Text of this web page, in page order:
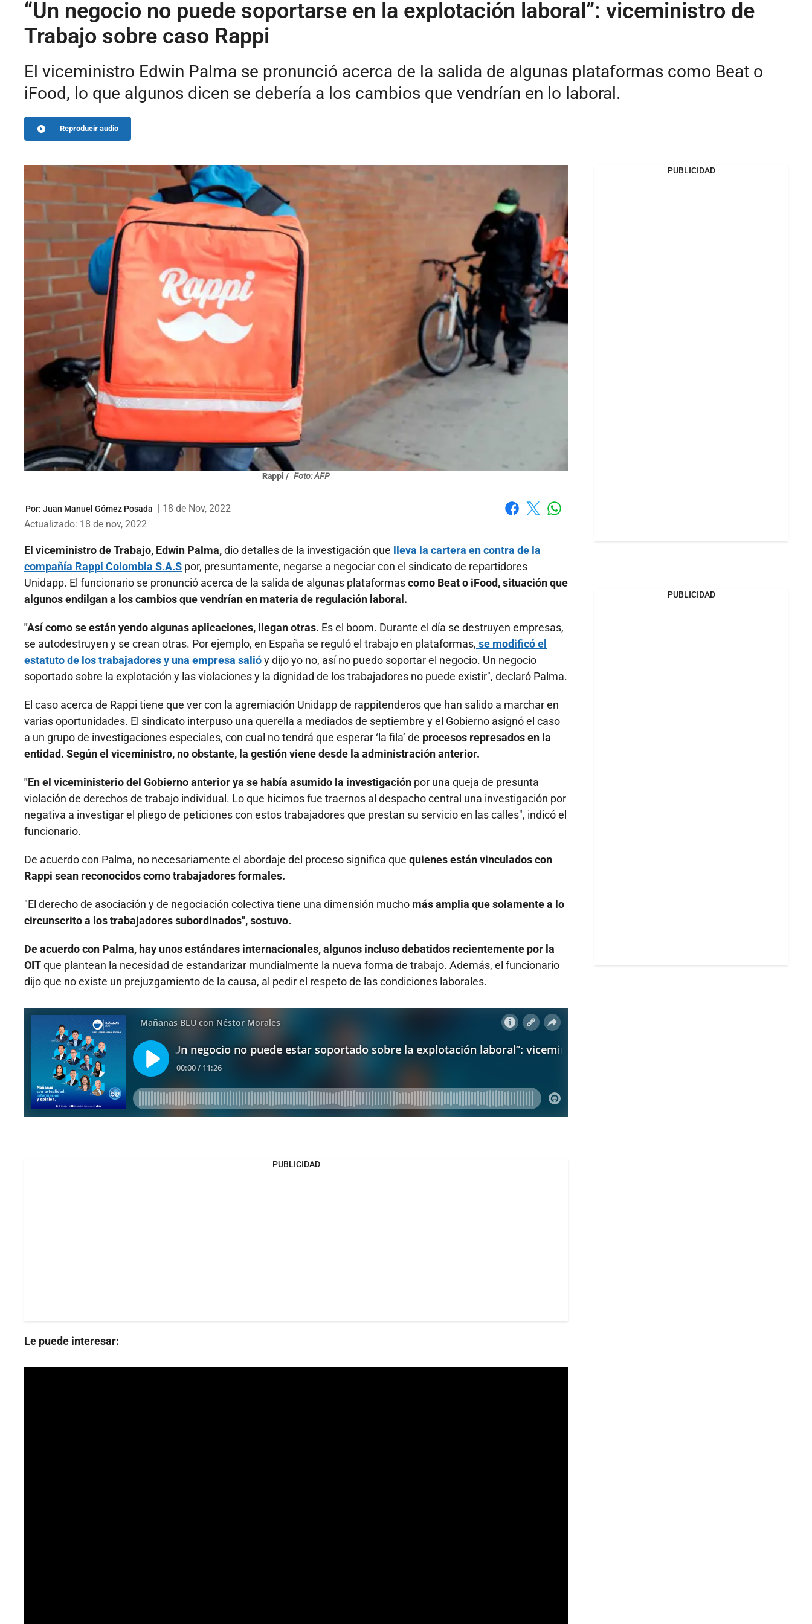
“Un negocio no puede soportarse en la explotación laboral”: viceministro de
Trabajo sobre caso Rappi
El viceministro Edwin Palma se pronunció acerca de la salida de algunas plataformas como Beat o
iFood, lo que algunos dicen se debería a los cambios que vendrían en lo laboral.
Reproducir audio
Rappi / Foto: AFP
Por: Juan Manuel Gómez Posada | 18 de Nov, 2022
Actualizado: 18 de nov, 2022
El viceministro de Trabajo, Edwin Palma,dio detalles de la investigación que lleva la cartera en contra de la
compañía Rappi Colombia S.A.S por, presuntamente, negarse a negociar con el sindicato de repartidores
Unidapp. El funcionario se pronunció acerca de la salida de algunas plataformascomo Beat o iFood, situación que
algunos endilgan a los cambios que vendrían en materia de regulación laboral.
"Así como se están yendo algunas aplicaciones, llegan otras. Es el boom. Durante el día se destruyen empresas,
se autodestruyen y se crean otras. Por ejemplo, en España se reguló el trabajo en plataformas, se modificó el
estatuto de los trabajadores y una empresa salióy dijo yo no, así no puedo soportar el negocio. Un negocio
soportado sobre la explotación y las violaciones y la dignidad de los trabajadores no puede existir", declaró Palma.
El caso acerca de Rappi tiene que ver con la agremiación Unidapp de rappitenderos que han salido a marchar en
varias oportunidades. El sindicato interpuso una querella a mediados de septiembre y el Gobierno asignó el caso
a un grupo de investigaciones especiales, con cual no tendrá que esperar ‘la fila’ de procesos represados en la
entidad. Según el viceministro, no obstante, la gestión viene desde la administración anterior.
"En el viceministerio del Gobierno anterior ya se había asumido la investigación por una queja de presunta
violación de derechos de trabajo individual. Lo que hicimos fue traernos al despacho central una investigación por
negativa a investigar el pliego de peticiones con estos trabajadores que prestan su servicio en las calles", indicó el
funcionario.
De acuerdo con Palma, no necesariamente el abordaje del proceso significa que quienes están vinculados con
Rappi sean reconocidos como trabajadores formales.
"El derecho de asociación y de negociación colectiva tiene una dimensión mucho más amplia que solamente a lo
circunscrito a los trabajadores subordinados", sostuvo.
De acuerdo con Palma, hay unos estándares internacionales, algunos incluso debatidos recientemente por la
OITque plantean la necesidad de estandarizar mundialmente la nueva forma de trabajo. Además, el funcionario
dijo que no existe un prejuzgamiento de la causa, al pedir el respeto de las condiciones laborales.
PUBLICIDAD
Le puede interesar:
PUBLICIDAD
PUBLICIDAD